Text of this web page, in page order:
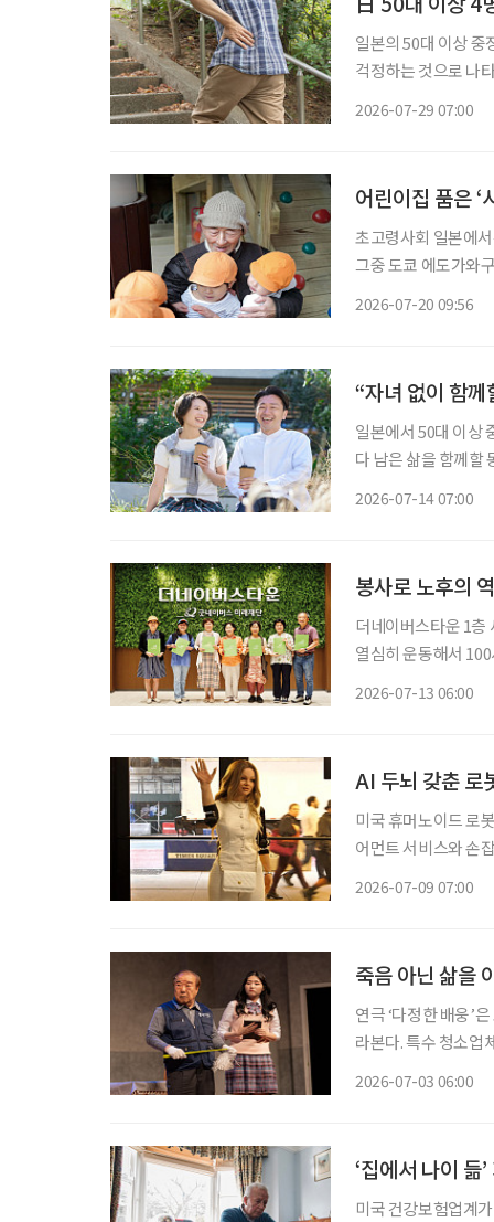
일본의 50대 이상 중
걱정하는 것으로 나
2026-07-29 07:00
어린이집 품은 ‘
초고령사회 일본에
그중 도쿄 에도가와
2026-07-20 09:56
“자녀 없이 함
일본에서 50대 이상
다 남은 삶을 함께할
2026-07-14 07:00
봉사로 노후의
더네이버스타운 1층
열심히 운동해서
2026-07-13 06:00
AI 두뇌 갖춘 로
미국 휴머노이드 로
어먼트 서비스와 손
2026-07-09 07:00
죽음 아닌 삶을
연극 ‘다정한 배웅’
라본다. 특수 청소업
2026-07-03 06:00
‘집에서 나이
미국 건강보험업계